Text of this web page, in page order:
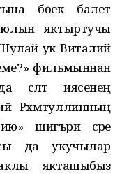
бөек балет
яктыртучы
ук Виталий
фильмыннан
сәләт иясенең
Рәхмәтуллинның
шигъри әсәре
да укучылар
якташыбыз